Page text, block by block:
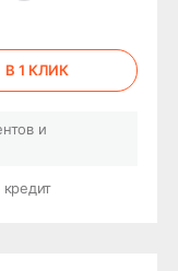
В 1 КЛИК
и